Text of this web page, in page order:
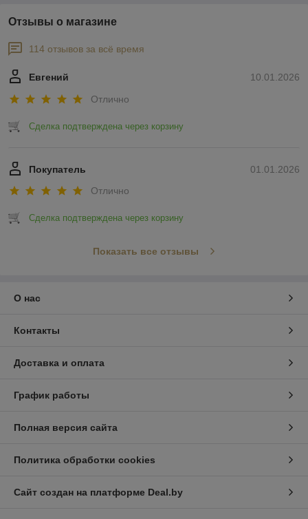
Отзывы о магазине
114 отзывов за всё время
10.01.2026
Евгений
Отлично
Сделка подтверждена через корзину
01.01.2026
Покупатель
Отлично
Сделка подтверждена через корзину
Показать все отзывы
О нас
Контакты
Доставка и оплата
График работы
Полная версия сайта
Политика обработки cookies
Сайт создан на платформе Deal.by